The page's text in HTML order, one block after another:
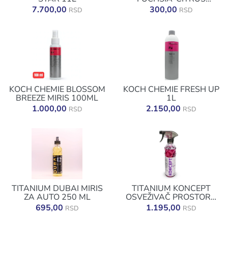
7.700,00 RSD JELKICA
300,00 RSD
KOCH CHEMIE BLOSSOM
BREEZE MIRIS 100ML
1.000,00 RSD
KOCH CHEMIE FRESH UP
1L
2.150,00 RSD
TITANIUM DUBAI MIRIS
ZA AUTO 250 ML
695,00 RSD
TITANIUM KONCEPT
OSVEŽIVAČ PROSTORA
U SPREJU – 500ML
1.195,00 RSD